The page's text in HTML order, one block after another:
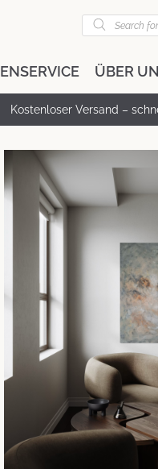
search
ÜBER
Kostenloser Versand –